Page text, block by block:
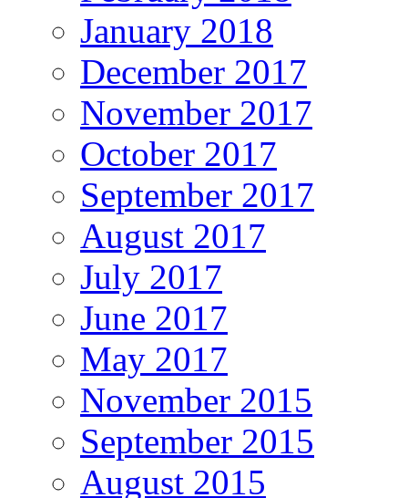
January 2018
December 2017
November 2017
October 2017
September 2017
August 2017
July 2017
June 2017
May 2017
November 2015
September 2015
August 2015